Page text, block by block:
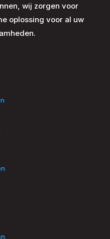
wij zorgen voor
oplossing voor al uw